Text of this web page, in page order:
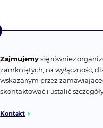
Zajmujemysię również
zamkniętych, na wyłączność,
wskazanym przez
skontaktować i ustalić szczegóły.
Kontakt